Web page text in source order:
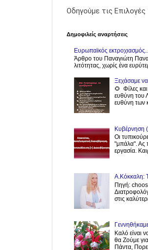
Οδηγούμε τις
Δημοφιλείς αναρτήσεις
Ευρωπαϊκός εκτροχιασμός...
Άρθρο του Παναγιώτη
λιτότητας, χωρίς ένα
Ξεχάσαμε
🌻 Φίλες
ευθύνη του
ευθύνη των
Κυβέρνηση
Οι
"μπάλα". Ας
εργασία.
Α.Κόκκαλη:
Πηγή:
στις
Καλό είναι
θα Ζούμε
Πάντα,